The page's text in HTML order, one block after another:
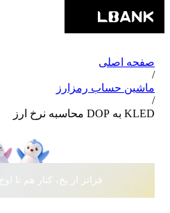
صفحه اصلی
/
ماشین حساب رمزارز
/
KLED به DOP محاسبه نرخ ارز